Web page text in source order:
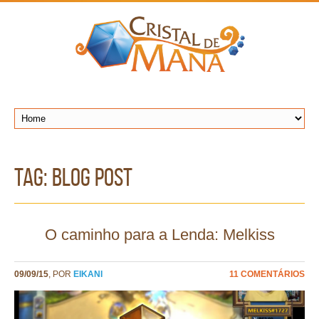
TAG: blog post
O caminho para a Lenda: Melkiss
09/09/15, POR EIKANI 11 COMENTÁRIOS